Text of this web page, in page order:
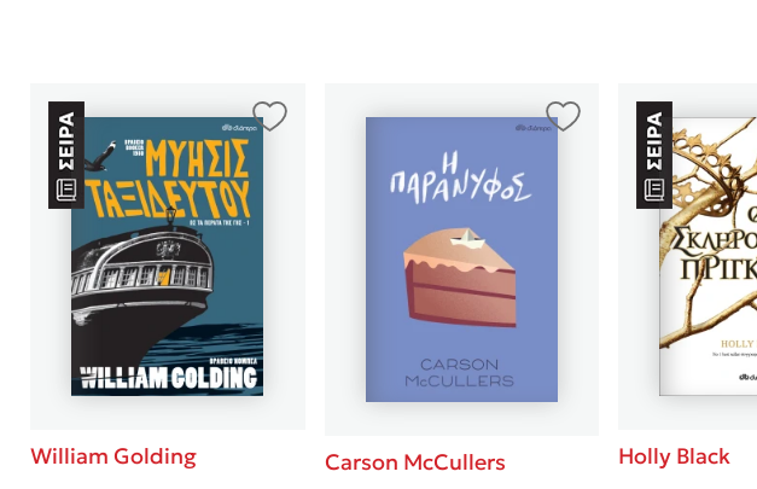
William Golding Carson McCullers Holly Black